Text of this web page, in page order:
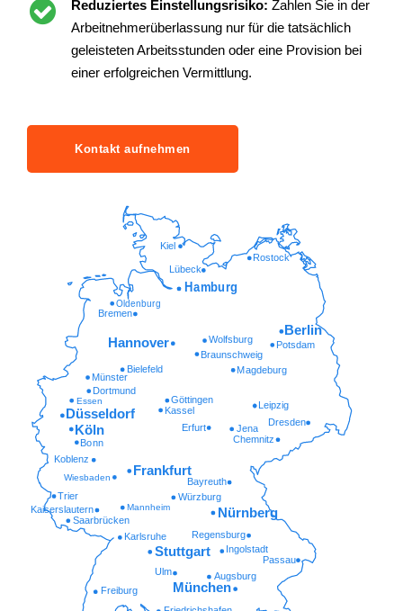
Reduziertes Einstellungsrisiko: Zahlen Sie in der
Arbeitnehmerüberlassung nur für die tatsächlich
geleisteten Arbeitsstunden oder eine Provision bei
einer erfolgreichen Vermittlung.
Kontakt aufnehmen
Freiburg
Augsburg
Ulm
Passau
Ingolstadt
Regensburg
Karlsruhe
Saarbrücken
Kaiserslautern Mannheim
Würzburg
Trier
Wiesbaden Bayreuth
Koblenz
Chemnitz
Bonn
Erfurt Jena
Dresden
Kassel
Göttingen
Essen
Dortmund
Münster
Magdeburg
Bielefeld
Braunschweig
Potsdam
Wolfsburg
Oldenburg
Lübeck
Rostock
Kiel
München
Stuttgart
Nürnberg
Frankfurt
Köln
Düsseldorf
Leipzig
Hannover
Berlin
Bremen
Hamburg